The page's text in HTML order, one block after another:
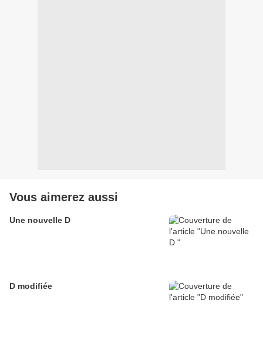
Vous aimerez aussi
Une nouvelle D
D modifiée